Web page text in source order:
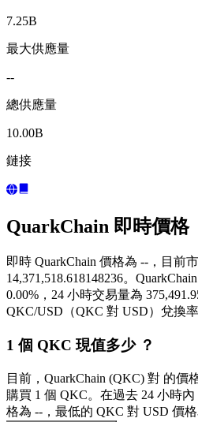
7.25B
最大供應量
--
總供應量
10.00B
鏈接
QuarkChain 即時價格
即時 QuarkChain 價格為 --，目前
14,371,518.618148236。
0.00%，24 小時交易量為
QKC/USD（QKC 對 USD）兌換
1 個 QKC 現值多少 ？
目前，QuarkChain (QKC) 對 的價
購買 1 個 QKC。在過去 24 小時
格為 --，最低的 QKC 對 USD 價格